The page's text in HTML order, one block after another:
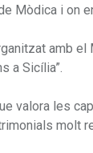
Mòdica i on
amb
a Sicília”.
valora les
molt